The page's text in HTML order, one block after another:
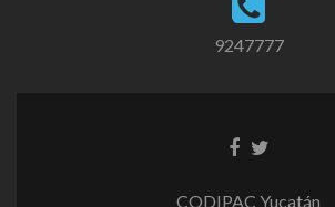
9247777
CODIPAC Yucatán